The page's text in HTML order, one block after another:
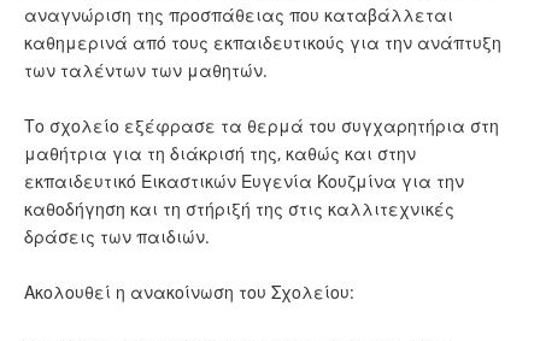
αναγνώριση της προσπάθειας που καταβάλλεται
καθημερινά από τους εκπαιδευτικούς για την ανάπτυξη
των ταλέντων των μαθητών.
Το σχολείο εξέφρασε τα θερμά του συγχαρητήρια στη
μαθήτρια για τη διάκρισή της, καθώς και στην
εκπαιδευτικό Εικαστικών Ευγενία Κουζμίνα για την
καθοδήγηση και τη στήριξή της στις καλλιτεχνικές
δράσεις των παιδιών.
Ακολουθεί η ανακοίνωση του Σχολείου: